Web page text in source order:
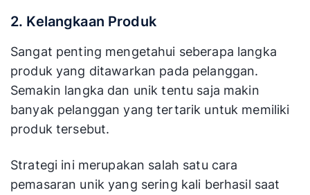
2. Kelangkaan Produk
Sangat penting mengetahui seberapa langka
produk yang ditawarkan pada pelanggan.
Semakin langka dan unik tentu saja makin
banyak pelanggan yang tertarik untuk memiliki
produk tersebut.
Strategi ini merupakan salah satu cara
pemasaran unik yang sering kali berhasil saat